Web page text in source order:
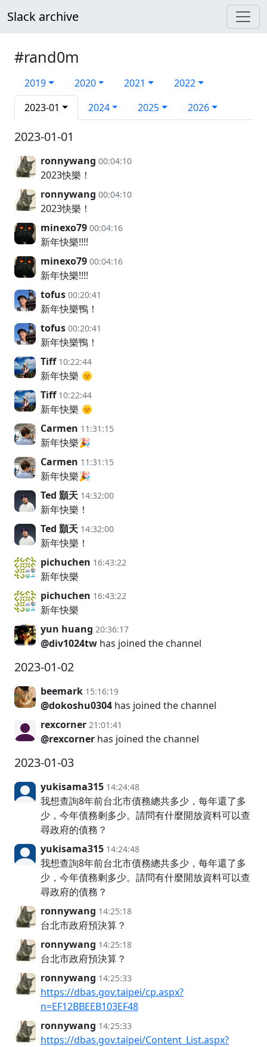
Slack archive
#rand0m
2019 2020 2021
2022
2023-01
2024 2025 2026
2023-01-01
ronnywang 00:04:10
2023快樂！
ronnywang 00:04:10
2023快樂！
minexo79 00:04:16
新年快樂!!!!
minexo79 00:04:16
新年快樂!!!!
tofus 00:20:41
新年快樂鴨！
tofus 00:20:41
新年快樂鴨！
Tiff 10:22:44
新年快樂 🌞
Tiff 10:22:44
新年快樂 🌞
Carmen 11:31:15
新年快樂🎉
Carmen 11:31:15
新年快樂🎉
Ted 顥天 14:32:00
新年快樂！
Ted 顥天 14:32:00
新年快樂！
pichuchen 16:43:22
新年快樂
pichuchen 16:43:22
新年快樂
yun huang 20:36:17
@div1024tw has joined the channel
2023-01-02
beemark 15:16:19
@dokoshu0304 has joined the channel
rexcorner 21:01:41
@rexcorner has joined the channel
2023-01-03
yukisama315 14:24:48
我想查詢8年前台北市債務總共多少，每年還了多
少，今年債務剩多少。請問有什麼開放資料可以查
尋政府的債務？
yukisama315 14:24:48
我想查詢8年前台北市債務總共多少，每年還了多
少，今年債務剩多少。請問有什麼開放資料可以查
尋政府的債務？
ronnywang 14:25:18
台北市政府預決算？
ronnywang 14:25:18
台北市政府預決算？
ronnywang 14:25:33
https://dbas.gov.taipei/cp.aspx?
n=EF12BBEEB103EF48
ronnywang 14:25:33
https://dbas.gov.taipei/Content_List.aspx?